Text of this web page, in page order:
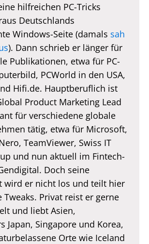
hilfreichen PC-Tricks
Deutschlands
Windows-Seite (damals sah
). Dann schrieb er länger für
Publikationen, etwa für PC-
PCWorld in den USA,
Hifi.de. Hauptberuflich ist
Product Marketing Lead
für verschiedene globale
tätig, etwa für Microsoft,
TeamViewer, Swiss IT
und nun aktuell im Fintech-
Doch seine
wird er nicht los und teilt hier
Tweaks. Privat reist er gerne
und liebt Asien,
Japan, Singapore und Korea,
Orte wie Iceland